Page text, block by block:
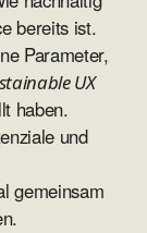
bereits ist.
Parameter,
UX
haben.
und
gemeinsam